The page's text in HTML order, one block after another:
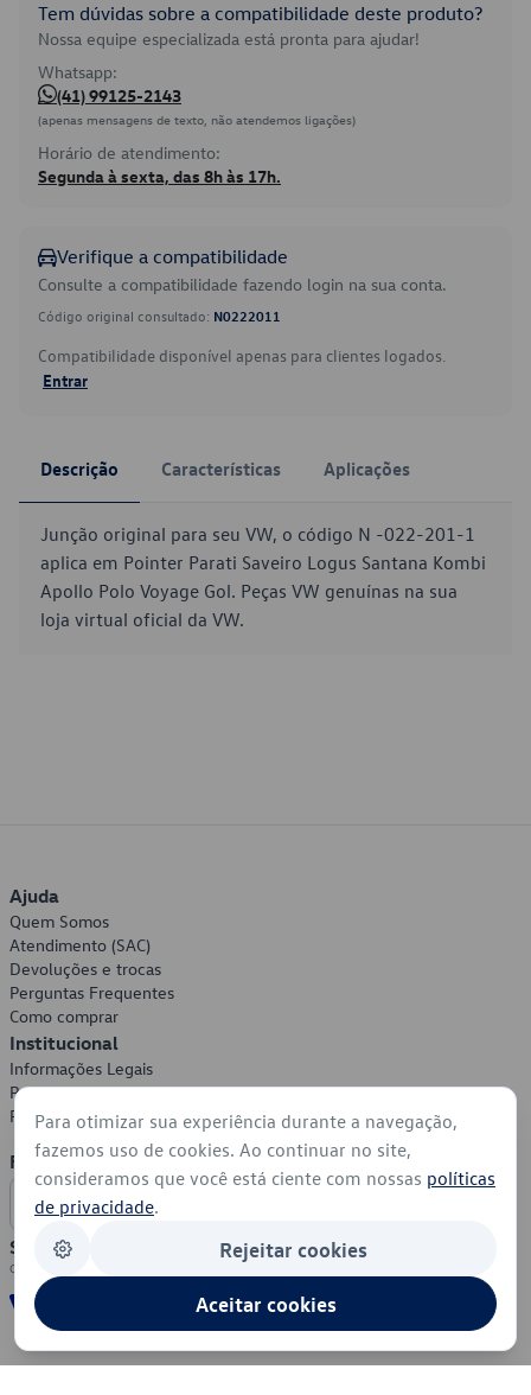
Tem dúvidas sobre a compatibilidade deste produto?
Nossa equipe especializada está pronta para ajudar!
Whatsapp:
(41) 99125-2143
(apenas mensagens de texto, não atendemos ligações)
Horário de atendimento:
Segunda à sexta, das 8h às 17h.
Verifique a compatibilidade
Consulte a compatibilidade fazendo login na sua conta.
Código original consultado: N0222011
Compatibilidade disponível apenas para clientes logados.
Entrar
Descrição Características Aplicações
Junção original para seu VW, o código N -022-201-1
aplica em Pointer Parati Saveiro Logus Santana Kombi
Apollo Polo Voyage Gol. Peças VW genuínas na sua
loja virtual oficial da VW.
Ajuda
Quem Somos
Atendimento (SAC)
Devoluções e trocas
Perguntas Frequentes
Como comprar
Institucional
Informações Legais
Política de Privacidade
Política de Cookies
Formas de Pagamento
Segurança
Para otimizar sua experiência durante a navegação,
fazemos uso de cookies. Ao continuar no site,
consideramos que você está ciente com nossas políticas
de privacidade.
Rejeitar cookies
Aceitar cookies